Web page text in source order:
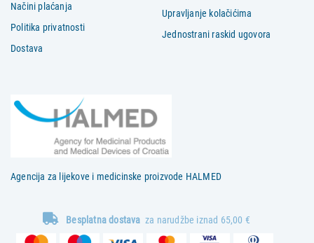
Načini plaćanja
Politika privatnosti
Dostava
Upravljanje kolačićima
Jednostrani raskid ugovora
Agencija za lijekove i medicinske proizvode HALMED
Besplatna dostava za narudžbe iznad 65,00 €